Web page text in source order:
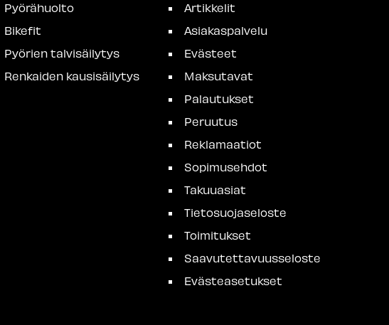
Pyörähuolto
Bikefit
Pyörien talvisäilytys
Renkaiden kausisäilytys
Artikkelit
Asiakaspalvelu
Evästeet
Maksutavat
Palautukset
Peruutus
Reklamaatiot
Sopimusehdot
Takuuasiat
Tietosuojaseloste
Toimitukset
Saavutettavuusseloste
Evästeasetukset